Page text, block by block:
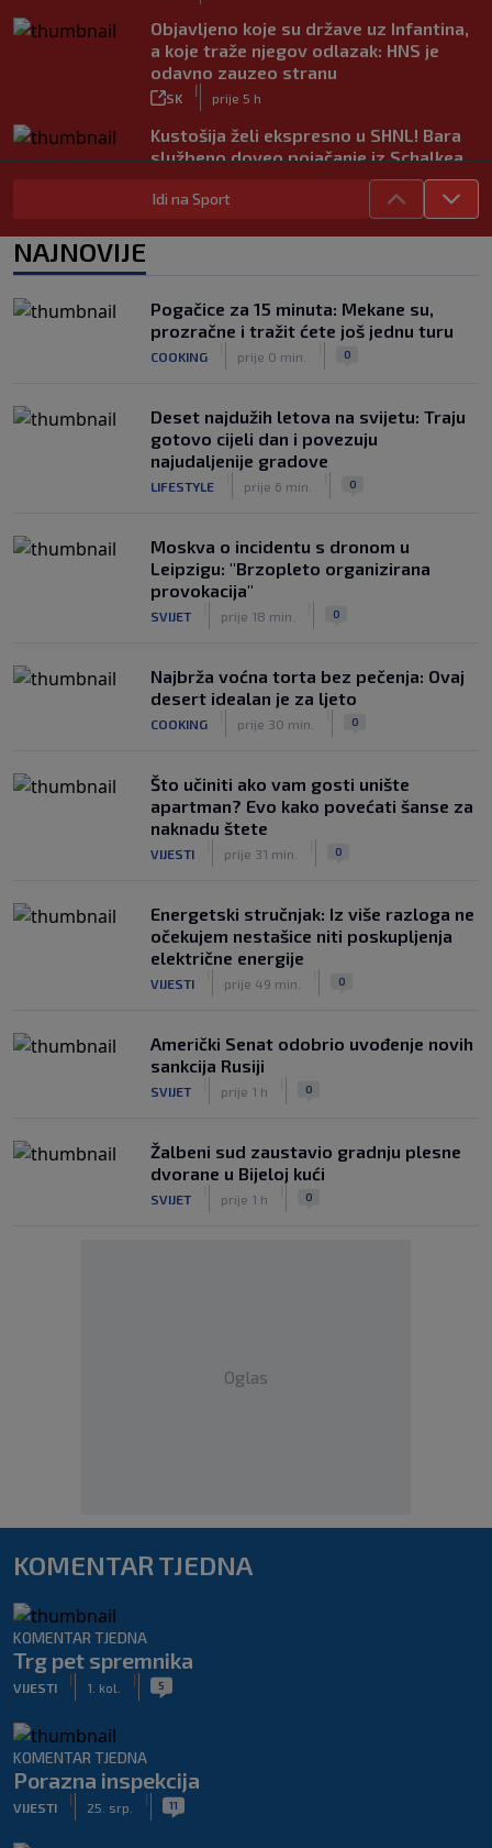
Objavljeno koje su države uz Infantina,
a koje traže njegov odlazak: HNS je
odavno zauzeo stranu
SK
|
prije 5 h
Kustošija želi ekspresno u SHNL! Bara
službeno doveo pojačanje iz Schalkea
Tomiyasu se vraća u Premier ligu,
postat će suigrač bivšeg Vatrenog
Veliko priznanje za hrvatskog
stručnjaka: Jurica Žuža novi je pomoćni
trener Barcelone
|
prije 2 h
Idi na Sport
NAJNOVIJE
Pogačice za 15 minuta: Mekane su,
prozračne i tražit ćete još jednu turu
COOKING prije 0 min. 0
Deset najdužih letova na svijetu: Traju
gotovo cijeli dan i povezuju
najudaljenije gradove
LIFESTYLE prije 6 min. 0
Moskva o incidentu s dronom u
Leipzigu: "Brzopleto organizirana
provokacija"
SVIJET prije 18 min. 0
Najbrža voćna torta bez pečenja: Ovaj
desert idealan je za ljeto
COOKING prije 30 min. 0
Što učiniti ako vam gosti unište
apartman? Evo kako povećati šanse za
naknadu štete
VIJESTI prije 31 min. 0
Energetski stručnjak: Iz više razloga ne
očekujem nestašice niti poskupljenja
električne energije
VIJESTI prije 49 min. 0
Američki Senat odobrio uvođenje novih
sankcija Rusiji
SVIJET prije 1 h 0
Žalbeni sud zaustavio gradnju plesne
dvorane u Bijeloj kući
SVIJET prije 1 h 0
Oglas
KOMENTAR TJEDNA
KOMENTAR TJEDNA
Trg pet spremnika
VIJESTI
|
1. kol.
| 5
KOMENTAR TJEDNA
Porazna inspekcija
VIJESTI
|
25. srp.
| 11